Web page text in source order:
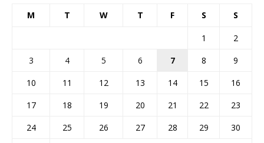
M T W T F S S
1
2
3
4 5 6 7 8
9
10
11 12 13 14 15
16
17
18 19 20 21 22
23
24
25 26 27 28 29
30